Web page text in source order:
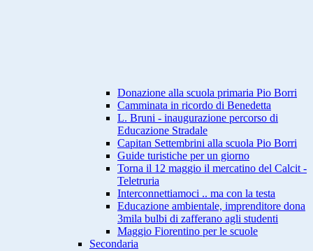
Donazione alla scuola primaria Pio Borri
Camminata in ricordo di Benedetta
L. Bruni - inaugurazione percorso di
Educazione Stradale
Capitan Settembrini alla scuola Pio Borri
Guide turistiche per un giorno
Torna il 12 maggio il mercatino del Calcit -
Teletruria
Interconnettiamoci .. ma con la testa
Educazione ambientale, imprenditore dona
3mila bulbi di zafferano agli studenti
Maggio Fiorentino per le scuole
Secondaria